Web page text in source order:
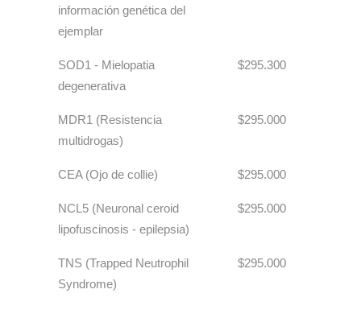
información genética del
ejemplar
SOD1 - Mielopatia
degenerativa
$295.300
MDR1 (Resistencia
multidrogas)
$295.000
CEA (Ojo de collie) $295.000
NCL5 (Neuronal ceroid
lipofuscinosis - epilepsia)
$295.000
TNS (Trapped Neutrophil
Syndrome)
$295.000